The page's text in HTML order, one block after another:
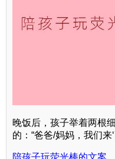
晚饭后，孩子举着两根
的：“爸爸/妈妈，我们来